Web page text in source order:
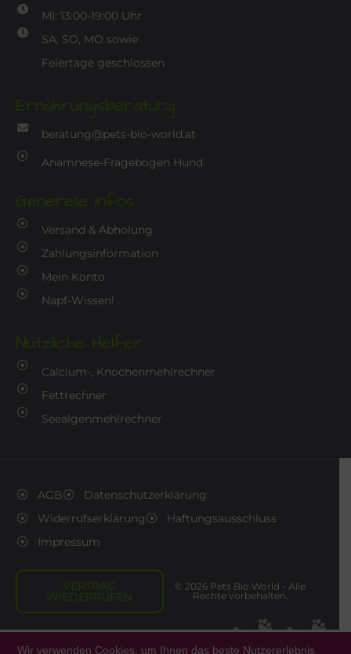
MI: 13:00-19:00 Uhr
SA, SO, MO sowie
Feiertage geschlossen
Ernährungsberatung
beratung@pets-bio-world.at
Anamnese-Fragebogen Hund
Generelle Infos
Versand & Abholung
Zahlungsinformation
Mein Konto
Napf-Wissen!
Nützliche Helfer
Calcium-, Knochenmehlrechner
Fettrechner
Seealgenmehlrechner
AGB
Datenschutzerklärung
Widerrufserklärung
Haftungsausschluss
Impressum
VERTRAG
WIEDERRUFEN
© 2026 Pets Bio World - Alle
Rechte vorbehalten.
Wir verwenden Cookies, um Ihnen das beste Nutzererlebnis